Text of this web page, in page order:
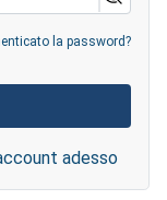
la password?
adesso